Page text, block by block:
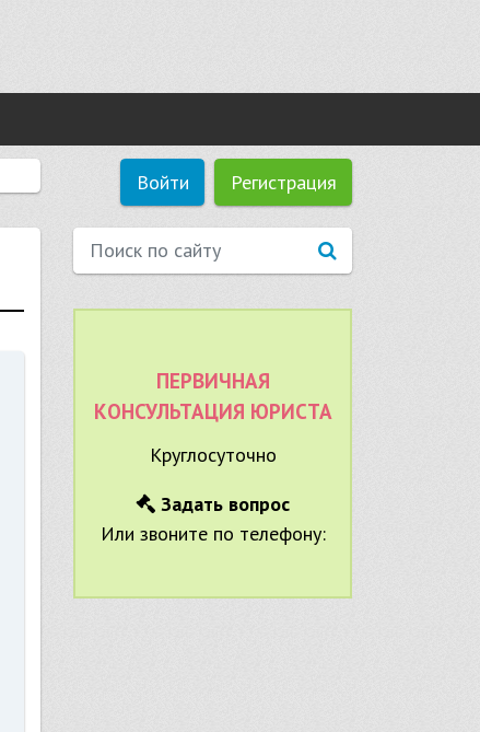
Войти Регистрация
ПЕРВИЧНАЯ
КОНСУЛЬТАЦИЯ ЮРИСТА
Круглосуточно
Задать вопрос
Или звоните по телефону: